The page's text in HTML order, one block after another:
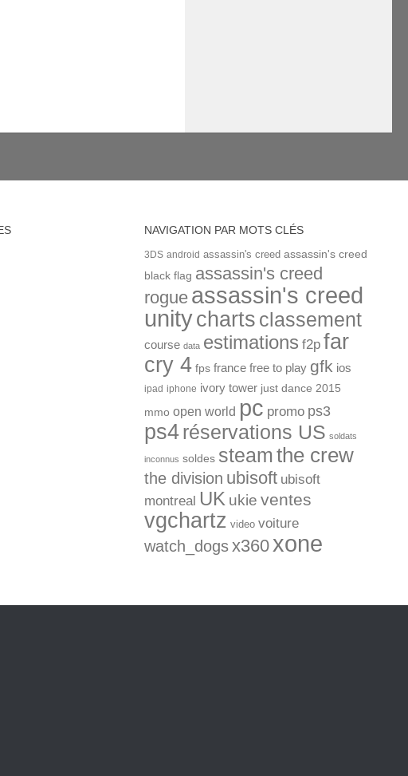
NAVIGATION PAR MOTS CLÉS
3DS android assassin's creed assassin's creed
black flag assassin's creed
rogue assassin's creed
unitycharts classement
course data estimations f2p far
cry 4 fps france free to play gfk ios
ipad iphone ivory tower just dance 2015
mmo open world pc promo ps3
ps4réservations US soldats
inconnus soldes steamthe crew
the division ubisoft ubisoft
montreal UK ukie ventes
vgchartz video voiture
watch_dogsx360 xone